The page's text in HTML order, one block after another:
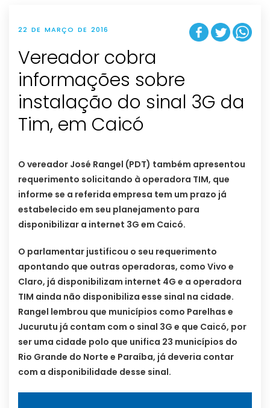
22 DE MARÇO DE 2016
Vereador cobra
informações sobre
instalação do sinal 3G da
Tim, em Caicó
O vereador José Rangel (PDT) também apresentou
requerimento solicitando à operadora TIM, que
informe se a referida empresa tem um prazo já
estabelecido em seu planejamento para
disponibilizar a internet 3G em Caicó.
O parlamentar justificou o seu requerimento
apontando que outras operadoras, como Vivo e
Claro, já disponibilizam internet 4G e a operadora
TIM ainda não disponibiliza esse sinal na cidade.
Rangel lembrou que municípios como Parelhas e
Jucurutu já contam com o sinal 3G e que Caicó, por
ser uma cidade polo que unifica 23 municípios do
Rio Grande do Norte e Paraíba, já deveria contar
com a disponibilidade desse sinal.